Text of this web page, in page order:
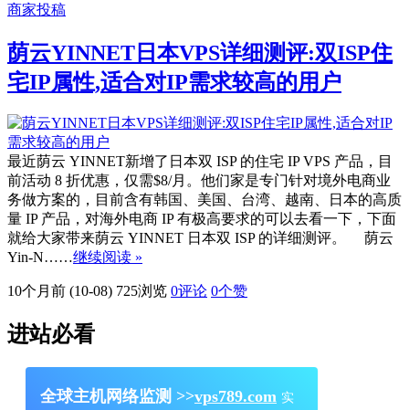
商家投稿
荫云YINNET日本VPS详细测评:双ISP住
宅IP属性,适合对IP需求较高的用户
最近荫云 YINNET新增了日本双 ISP 的住宅 IP VPS 产品，目
前活动 8 折优惠，仅需$8/月。他们家是专门针对境外电商业
务做方案的，目前含有韩国、美国、台湾、越南、日本的高质
量 IP 产品，对海外电商 IP 有极高要求的可以去看一下，下面
就给大家带来荫云 YINNET 日本双 ISP 的详细测评。 荫云
Yin-N……继续阅读 »
10个月前 (10-08) 725浏览 0评论 0个赞
进站必看
全球主机网络监测 >>vps789.com 实